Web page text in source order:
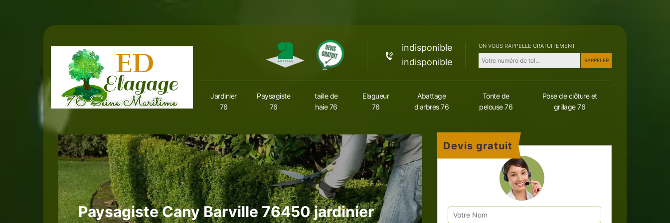
indisponible
indisponible
ON VOUS RAPPELLE GRATUITEMENT
Jardinier
76
Paysagiste
76
taille de
haie 76
Elagueur
76
Abattage
d'arbres 76
Tonte de
pelouse 76
Pose de clôture et
grillage 76
Paysagiste Cany Barville 76450 jardinier
Devis gratuit